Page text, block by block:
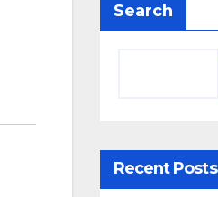
Search
Recent Posts